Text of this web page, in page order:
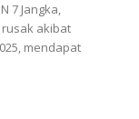
7 Jangka,
rusak akibat
mendapat